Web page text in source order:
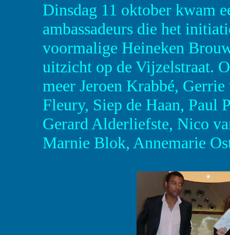
Dinsdag 11 oktober kwam
ambassadeurs die het
voormalige Heineken
uitzicht op de Vijzelstraat.
meer Jeroen Krabbé,
Fleury, Siep de Haan, Paul
Gerard Alderliefste, Nico
Marnie Blok, Annemarie